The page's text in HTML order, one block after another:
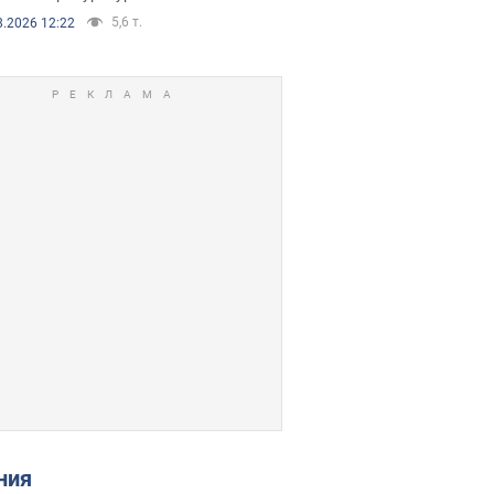
12:22 5,6 т.